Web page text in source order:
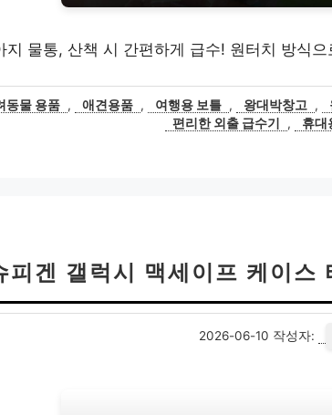
지 물통, 산책 시 간편하게 급수! 원터치 방식
동물 용품 , 애견용품 , 여행용 보틀 , 왕대박창고 ,
편리한 외출 급수기
, 휴대
피겐 갤럭시 맥세이프 케이스
2026-06-10 작성자: